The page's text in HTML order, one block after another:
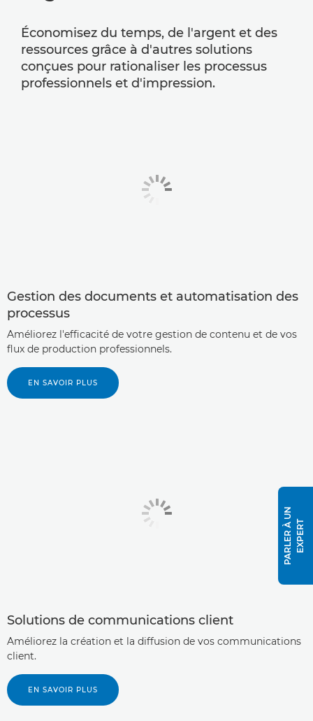
Économisez du temps, de l'argent et des
ressources grâce à d'autres solutions
conçues pour rationaliser les processus
professionnels et d'impression.
Gestion des documents et automatisation des
processus
Améliorez l'efficacité de votre gestion de contenu et de vos
flux de production professionnels.
EN SAVOIR PLUS
Solutions de communications client
Améliorez la création et la diffusion de vos communications
client.
EN SAVOIR PLUS
P
A
R
L
E
R
À
U
N
E
X
P
E
RT